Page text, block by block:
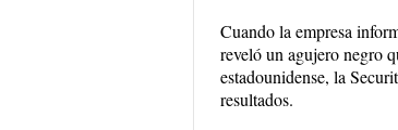
Cuando la empresa
reveló un agujero negro
estadounidense, la
resultados.